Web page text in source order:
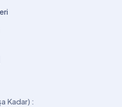
Kadar) :